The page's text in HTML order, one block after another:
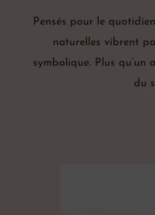
Pensés pour le
naturelles vibrent
symbolique. Plus qu’un
du